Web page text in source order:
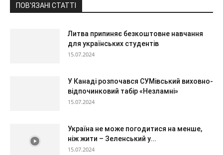
ПОВ'ЯЗАНІ СТАТТІ
Литва припиняє безкоштовне навчання
для українських студентів
15.07.2024
У Канаді розпочався СУМівський виховно-
відпочинковий табір «Незламні»
15.07.2024
Україна не може погодитися на менше,
ніж жити – Зеленський у...
15.07.2024